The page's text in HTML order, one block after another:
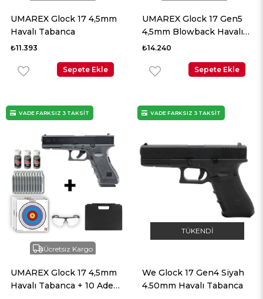
UMAREX Glock 17 4,5mm
Havalı Tabanca
₺11.393
Sepete Ekle
UMAREX Glock 17 Gen5
4,5mm Blowback Havalı
Tabanca + 10 Adet Co2 +
Taşıma Çantası + Balistik
₺14.240
Sepete Ekle
Ücretsiz Kargo
UMAREX Glock 17 4,5mm
Havalı Tabanca + 10 Adet
VADE FARKSIZ 3 TAKSİT
TÜKENDI
We Glock 17 Gen4 Siyah
4.50mm Havalı Tabanca
VADE FARKSIZ 3 TAKSİT